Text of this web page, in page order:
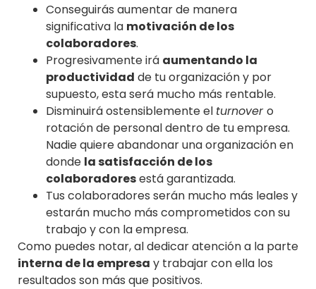
Conseguirás aumentar de manera
significativa la motivación de los
colaboradores.
Progresivamente irá aumentando la
productividad de tu organización y por
supuesto, esta será mucho más rentable.
Disminuirá ostensiblemente el turnovero
rotación de personal dentro de tu empresa.
Nadie quiere abandonar una organización en
donde la satisfacción de los
colaboradoresestá garantizada.
Tus colaboradores serán mucho más leales y
estarán mucho más comprometidos con su
trabajo y con la empresa.
Como puedes notar, al dedicar atención a la parte
interna de la empresa y trabajar con ella los
resultados son más que positivos.